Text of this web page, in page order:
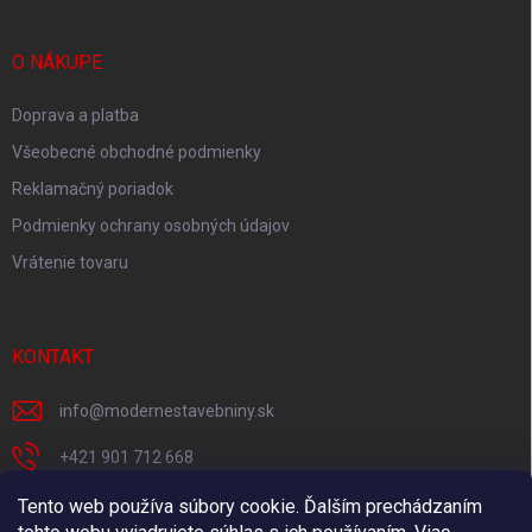
Tento web používa súbory cookie. Ďalším prechádzaním
O NÁKUPE
Doprava a platba
Všeobecné obchodné podmienky
Reklamačný poriadok
Podmienky ochrany osobných údajov
Vrátenie tovaru
KONTAKT
info@modernestavebniny.sk
+421 901 712 668
Facebook